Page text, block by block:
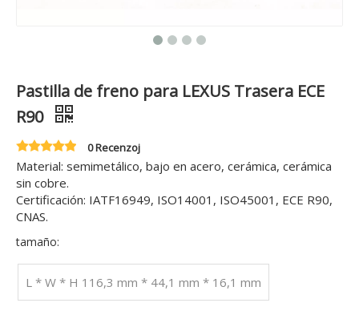
Pastilla de freno para LEXUS Trasera ECE
R90
0 Recenzoj
Material: semimetálico, bajo en acero, cerámica, cerámica
sin cobre.
Certificación: IATF16949, ISO14001, ISO45001, ECE R90,
CNAS.
tamaño:
L * W * H 116,3 mm * 44,1 mm * 16,1 mm